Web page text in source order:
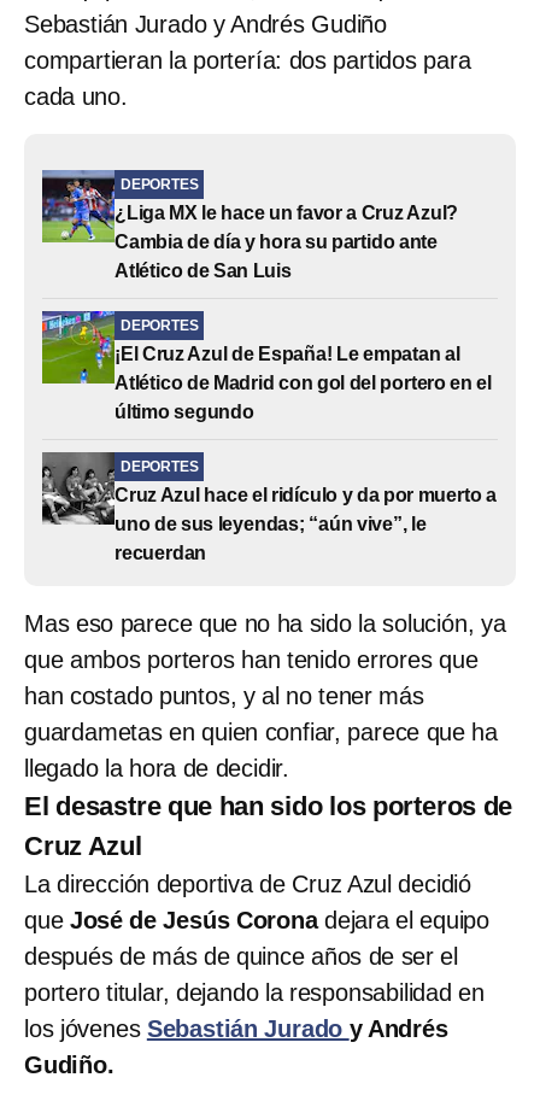
Sebastián Jurado y Andrés Gudiño
compartieran la portería: dos partidos para
cada uno.
DEPORTES
¿Liga MX le hace un favor a Cruz Azul?
Cambia de día y hora su partido ante
Atlético de San Luis
DEPORTES
¡El Cruz Azul de España! Le empatan al
Atlético de Madrid con gol del portero en el
último segundo
DEPORTES
Cruz Azul hace el ridículo y da por muerto a
uno de sus leyendas; “aún vive”, le
recuerdan
Mas eso parece que no ha sido la solución, ya
que ambos porteros han tenido errores que
han costado puntos, y al no tener más
guardametas en quien confiar, parece que ha
llegado la hora de decidir.
El desastre que han sido los porteros de
Cruz Azul
La dirección deportiva de Cruz Azul decidió
que José de Jesús Coronadejara el equipo
después de más de quince años de ser el
portero titular, dejando la responsabilidad en
los jóvenes Sebastián Jurado y Andrés
Gudiño.